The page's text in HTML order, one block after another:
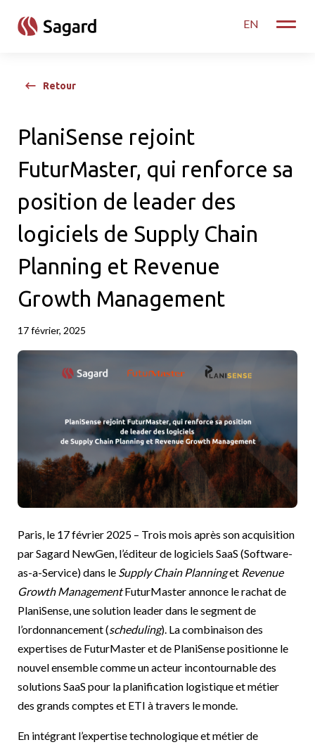
EN
Toggle
Retour
PlaniSense rejoint
FuturMaster, qui renforce sa
position de leader des
logiciels de Supply Chain
Planning et Revenue
Growth Management
17 février, 2025
Paris, le 17 février 2025 – Trois mois après son acquisition
par Sagard NewGen, l’éditeur de logiciels SaaS (Software-
as-a-Service) dans le Supply Chain Planninget Revenue
Growth ManagementFuturMaster annonce le rachat de
PlaniSense, une solution leader dans le segment de
l’ordonnancement (scheduling). La combinaison des
expertises de FuturMaster et de PlaniSense positionne le
nouvel ensemble comme un acteur incontournable des
solutions SaaS pour la planification logistique et métier
des grands comptes et ETI à travers le monde.
En intégrant l’expertise technologique et métier de